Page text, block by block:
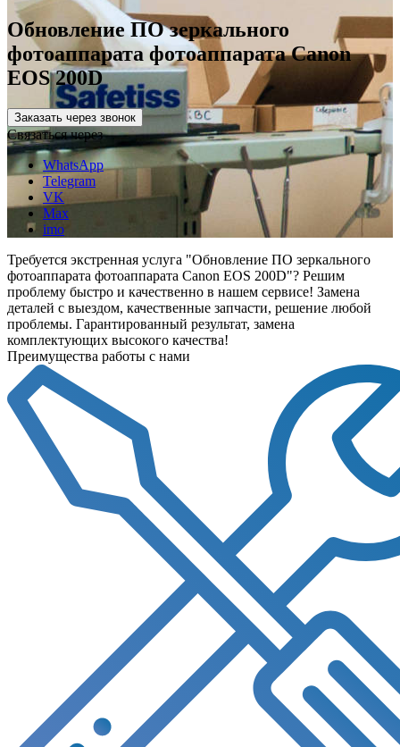
Обновление ПО зеркального
фотоаппарата фотоаппарата Canon
EOS 200D
Заказать через звонок
Связаться через
WhatsApp
Telegram
VK
Max
imo
Требуется экстренная услуга "Обновление ПО зеркального
фотоаппарата фотоаппарата Canon EOS 200D"? Решим
проблему быстро и качественно в нашем сервисе! Замена
деталей с выездом, качественные запчасти, решение любой
проблемы. Гарантированный результат, замена
комплектующих высокого качества!
Преимущества работы с нами